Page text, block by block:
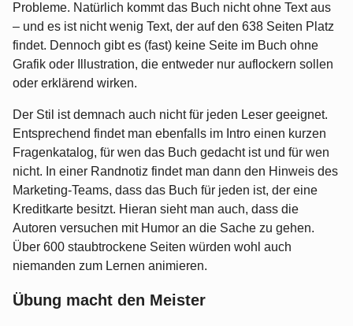
Probleme. Natürlich kommt das Buch nicht ohne Text aus
– und es ist nicht wenig Text, der auf den 638 Seiten Platz
findet. Dennoch gibt es (fast) keine Seite im Buch ohne
Grafik oder Illustration, die entweder nur auflockern sollen
oder erklärend wirken.
Der Stil ist demnach auch nicht für jeden Leser geeignet.
Entsprechend findet man ebenfalls im Intro einen kurzen
Fragenkatalog, für wen das Buch gedacht ist und für wen
nicht. In einer Randnotiz findet man dann den Hinweis des
Marketing-Teams, dass das Buch für jeden ist, der eine
Kreditkarte besitzt. Hieran sieht man auch, dass die
Autoren versuchen mit Humor an die Sache zu gehen.
Über 600 staubtrockene Seiten würden wohl auch
niemanden zum Lernen animieren.
Übung macht den Meister